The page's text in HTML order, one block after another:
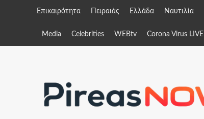
Επικαιρότητα Πειραιάς Ελλάδα Ναυτιλία
Media Celebrities WEBtv Corona Virus LIVE